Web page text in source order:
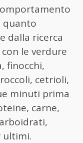
quanto
dalla ricerca
le verdure
finocchi,
cetrioli,
minuti prima
carne,
ultimi.